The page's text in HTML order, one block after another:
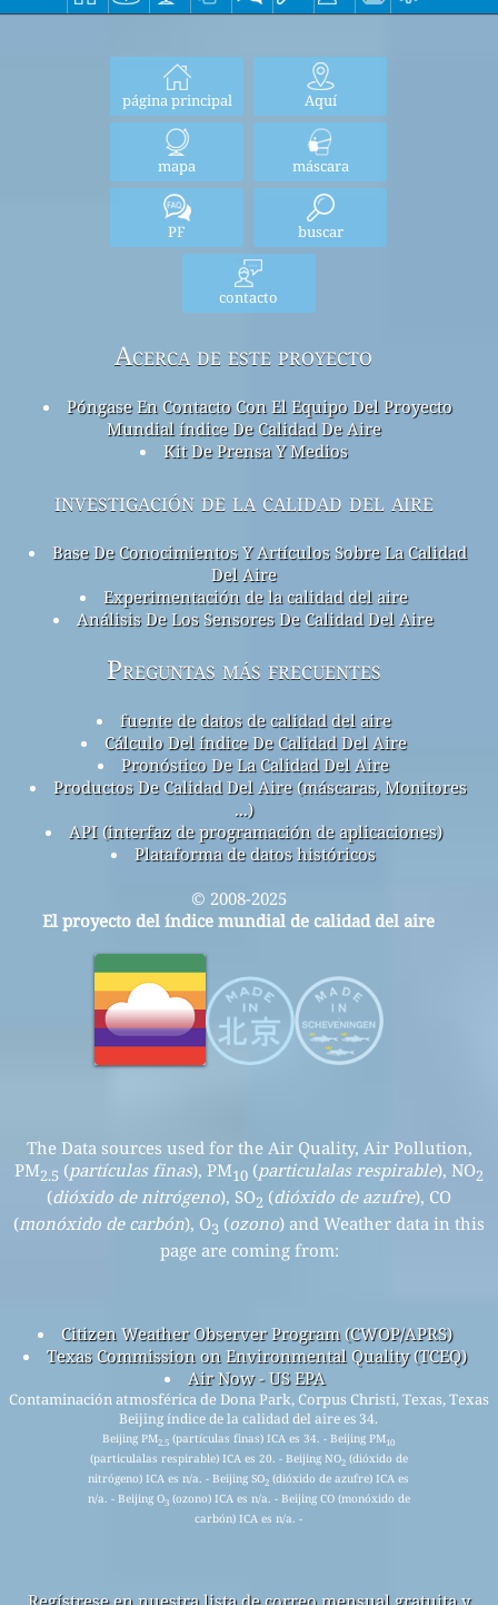
página principal Aquí
mapa máscara
PF buscar
contacto
Acerca de este proyecto
Póngase En Contacto Con El Equipo Del Proyecto
Mundial índice De Calidad De Aire
Kit De Prensa Y Medios
investigación de la calidad del aire
Base De Conocimientos Y Artículos Sobre La Calidad
Del Aire
Experimentación de la calidad del aire
Análisis De Los Sensores De Calidad Del Aire
Preguntas más frecuentes
fuente de datos de calidad del aire
Cálculo Del índice De Calidad Del Aire
Pronóstico De La Calidad Del Aire
Productos De Calidad Del Aire (máscaras, Monitores
...)
API (interfaz de programación de aplicaciones)
Plataforma de datos históricos
© 2008-2025
El proyecto del índice mundial de calidad del aire
The Data sources used for the Air Quality, Air Pollution,
PM2.5 (partículas finas), PM10 (particulalas respirable), NO2
(dióxido de nitrógeno), SO2 (dióxido de azufre), CO
(monóxido de carbón), O3 (ozono) and Weather data in this
page are coming from:
Citizen Weather Observer Program (CWOP/APRS)
Texas Commission on Environmental Quality (TCEQ)
Air Now - US EPA
Contaminación atmosférica de Dona Park, Corpus Christi, Texas, Texas
Beijing índice de la calidad del aire es 34.
Beijing PM2.5 (partículas finas) ICA es 34. - Beijing PM10
(particulalas respirable) ICA es 20. - Beijing NO2(dióxido de
nitrógeno) ICA es n/a. - Beijing SO2 (dióxido de azufre) ICA es
n/a. - Beijing O3(ozono) ICA es n/a. - Beijing CO (monóxido de
carbón) ICA es n/a. -
Regístrese en nuestra lista de correo mensual gratuita y